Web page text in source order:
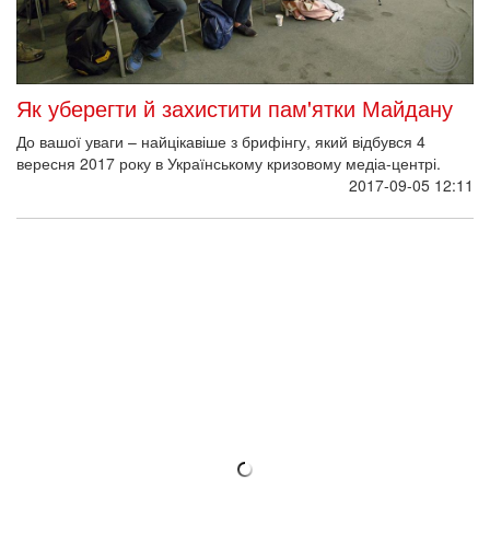
Пошкодили пам'ятну дошку героя Небесної
сотні Романа Сеника